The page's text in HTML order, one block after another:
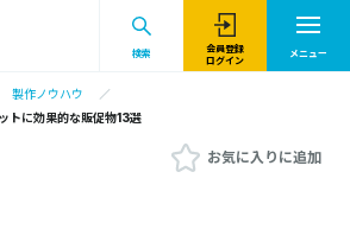
検索
会員登録
ログイン
メニュー
製作ノウハウ
トに効果的な販促物13選
お気に入りに追加